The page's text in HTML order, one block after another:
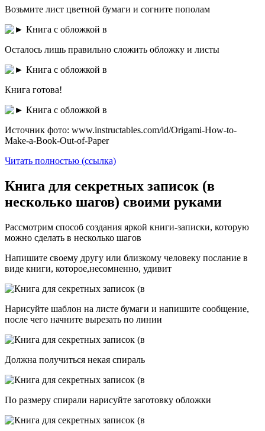
Возьмите лист цветной бумаги и согните пополам
Осталось лишь правильно сложить обложку и листы
Книга готова!
Источник фото: www.instructables.com/id/Origami-How-to-
Make-a-Book-Out-of-Paper
Читать полностью (ссылка)
Книга для секретных записок (в
несколько шагов) своими руками
Рассмотрим способ создания яркой книги-записки, которую
можно сделать в несколько шагов
Напишите своему другу или близкому человеку послание в
виде книги, которое,несомненно, удивит
Нарисуйте шаблон на листе бумаги и напишите сообщение,
после чего начните вырезать по линии
Должна получиться некая спираль
По размеру спирали нарисуйте заготовку обложки